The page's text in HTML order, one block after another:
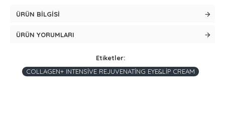
ÜRÜN BILGISI
ÜRÜN YORUMLARI
Etiketler:
COLLAGEN+ INTENSİVE REJUVENATİNG EYE&LİP CREAM